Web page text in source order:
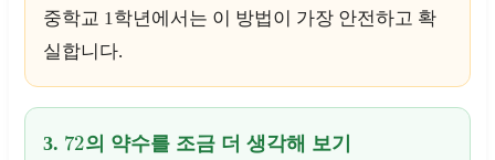
중학교 1학년에서는 이 방법이 가장 안전하고 확
실합니다.
3. 72의 약수를 조금 더 생각해 보기